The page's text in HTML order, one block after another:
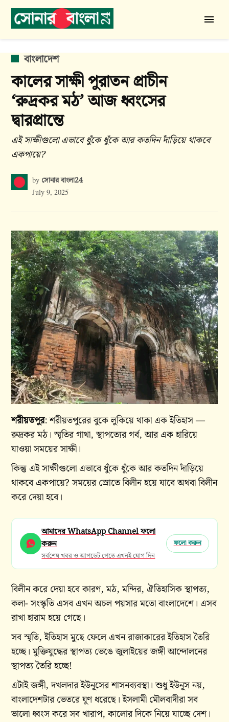
Skip
বাংলা
24
POSTED
বাংলাদেশ
কালের সাক্ষী পুরাতন প্রাচীন
‘রুদ্রকর মঠ’ আজ ধ্বংসের
দ্বারপ্রান্তে
এই সাক্ষীগুলো এভাবে ধুঁকে ধুঁকে আর কতদিন দাঁড়িয়ে থাকবে
একপায়ে?
by সোনার বাংলা24
July 9, 2025
শরীয়তপুর: শরীয়তপুরের বুকে লুকিয়ে থাকা এক ইতিহাস —
রুদ্রকর মঠ। স্মৃতির গাথা, স্থাপত্যের গর্ব, আর এক হারিয়ে
যাওয়া সময়ের সাক্ষী।
কিন্তু এই সাক্ষীগুলো এভাবে ধুঁকে ধুঁকে আর কতদিন দাঁড়িয়ে
থাকবে একপায়ে? সময়ের স্রোতে বিলীন হয়ে যাবে অথবা বিলীন
করে দেয়া হবে।
আমাদের WhatsApp Channel ফলো
করুন
সর্বশেষ খবর ও আপডেট পেতে এখনই যোগ দিন
ফলো করুন
বিলীন করে দেয়া হবে কারণ, মঠ, মন্দির, ঐতিহাসিক স্থাপত্য,
কলা- সংস্কৃতি এসব এখন অচল পয়সার মতো বাংলাদেশে। এসব
রাখা হারাম হয়ে গেছে।
সব স্মৃতি, ইতিহাস মুছে ফেলে এখন রাজাকারের ইতিহাস তৈরি
হচ্ছে। মুক্তিযুদ্ধের স্থাপত্য ভেঙে জুলাইয়ের জঙ্গী আন্দোলনের
স্থাপত্য তৈরি হচ্ছে!
এটাই জঙ্গী, দখলদার ইউনূসের শাসনব্যবস্থা। শুধু ইউনূস নয়,
বাংলাদেশটার ভেতরে ঘুণ ধরেছে। ইসলামী মৌলবাদীরা সব
ভালো ধ্বংস করে সব খারাপ, কালোর দিকে নিয়ে যাচ্ছে দেশ।